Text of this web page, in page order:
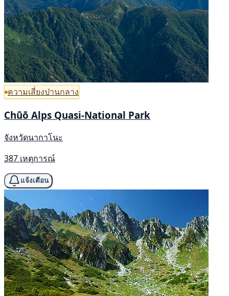
ความเสี่ยงปานกลาง
Chūō Alps Quasi-National Park
จังหวัดนากาโนะ
387 เหตุการณ์
แจ้งเตือน